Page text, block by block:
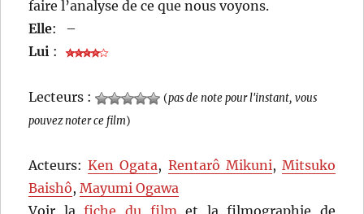
faire l’analyse de ce que nous voyons.
Elle:
–
Lui :
Lecteurs : (pas de note pour l'instant, vous
pouvez noter ce film)
Acteurs:Ken Ogata, Rentarô Mikuni, Mitsuko
Baishô,Mayumi Ogawa